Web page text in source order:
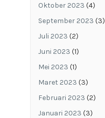
Oktober 2023 (4)
September 2023 (3)
Juli 2023 (2)
Juni 2023 (1)
Mei 2023 (1)
Maret 2023 (3)
Februari 2023 (2)
Januari 2023 (3)